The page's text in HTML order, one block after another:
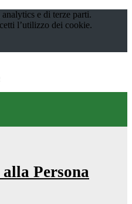
e di terze parti.
l’utilizzo dei cookie.
Persona